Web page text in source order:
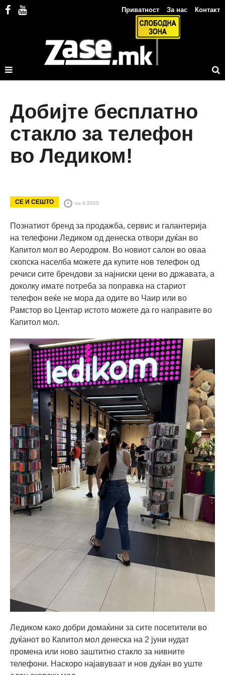
Приватност За нас Контакт
Добијте бесплатно
стакло за телефон
во Ледиком!
СЕ И СЕШТО на 6.2025
Познатиот бренд за продажба, сервис и галантерија
на телефони Ледиком од денеска отвори дуќан во
Капитол мол во Аеродром. Во новиот салон во оваа
скопска населба можете да купите нов телефон од
речиси сите брендови за најниски цени во државата, а
доколку имате потреба за поправка на стариот
телефон веќе не мора да одите во Чаир или во
Рамстор во Центар истото можете да го направите во
Капитол мол.
Ледиком како добри домаќини за сите посетители во
дуќанот во Капитол мол денеска на 2 јуни нудат
промена или ново заштитно стакло за нивните
телефони. Наскоро најавуваат и нов дуќан во уште